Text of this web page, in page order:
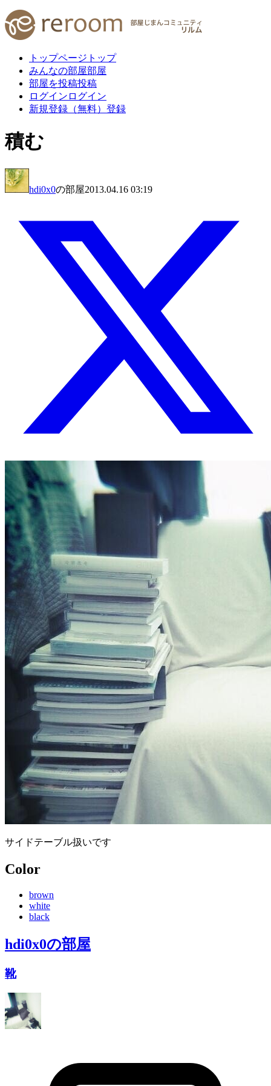
トップページ トップ
みんなの部屋部屋
部屋を投稿投稿
ログイン ログイン
新規登録（無料） 登録
積む
hdi0x0の部屋2013.04.16 03:19
サイドテーブル扱いです
Color
brown
white
black
hdi0x0の部屋
靴